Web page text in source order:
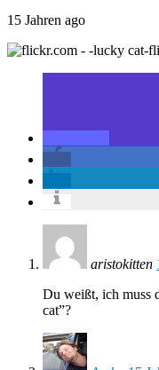
15 Jahren ago
aristokitten
Du weißt, ich muss
cat”?